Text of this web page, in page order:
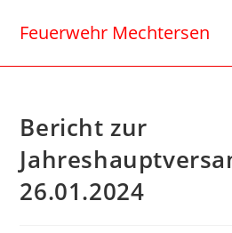
Feuerwehr Mechtersen
Bericht zur
26.01.2024